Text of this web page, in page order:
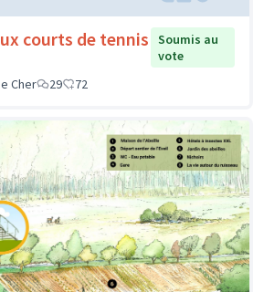
courts de tennis
Soumis au
vote
Cher
29 72